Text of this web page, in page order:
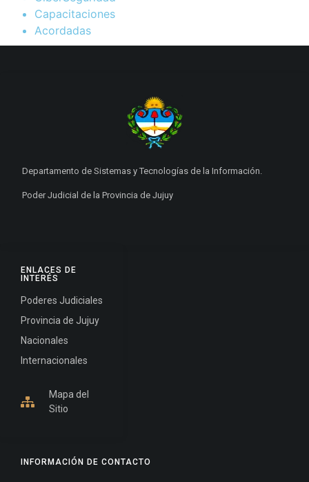
Capacitaciones
Acordadas
INFORMACIÓN DE CONTACTO
ENLACES DE
INTERÉS
Poderes Judiciales
Provincia de Jujuy
Nacionales
Internacionales
Mapa del
Sitio
Departamento de Sistemas y Tecnologías de la Información.
Poder Judicial de la Provincia de Jujuy